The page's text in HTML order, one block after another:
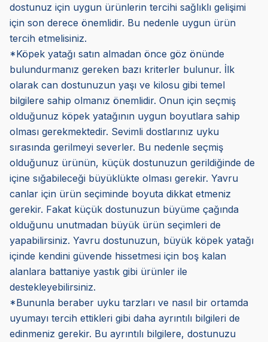
dostunuz için uygun ürünlerin tercihi sağlıklı gelişimi
için son derece önemlidir. Bu nedenle uygun ürün
tercih etmelisiniz.
*Köpek yatağı satın almadan önce göz önünde
bulundurmanız gereken bazı kriterler bulunur. İlk
olarak can dostunuzun yaşı ve kilosu gibi temel
bilgilere sahip olmanız önemlidir. Onun için seçmiş
olduğunuz köpek yatağının uygun boyutlara sahip
olması gerekmektedir. Sevimli dostlarınız uyku
sırasında gerilmeyi severler. Bu nedenle seçmiş
olduğunuz ürünün, küçük dostunuzun gerildiğinde de
içine sığabileceği büyüklükte olması gerekir. Yavru
canlar için ürün seçiminde boyuta dikkat etmeniz
gerekir. Fakat küçük dostunuzun büyüme çağında
olduğunu unutmadan büyük ürün seçimleri de
yapabilirsiniz. Yavru dostunuzun, büyük köpek yatağı
içinde kendini güvende hissetmesi için boş kalan
alanlara battaniye yastık gibi ürünler ile
destekleyebilirsiniz.
*Bununla beraber uyku tarzları ve nasıl bir ortamda
uyumayı tercih ettikleri gibi daha ayrıntılı bilgileri de
edinmeniz gerekir. Bu ayrıntılı bilgilere, dostunuzu